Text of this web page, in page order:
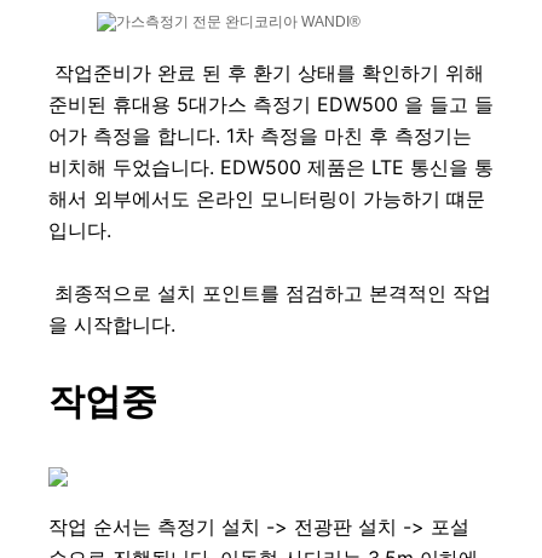
준비된 휴대용 5대가스 측정기 EDW500 을 들고 들
어가 측정을 합니다. 1차 측정을 마친 후 측정기는
비치해 두었습니다. EDW500 제품은 LTE 통신을 통
해서 외부에서도 온라인 모니터링이 가능하기 떄문
입니다.
을 시작합니다.
작업중
작업 순서는 측정기 설치 -> 전광판 설치 -> 포설